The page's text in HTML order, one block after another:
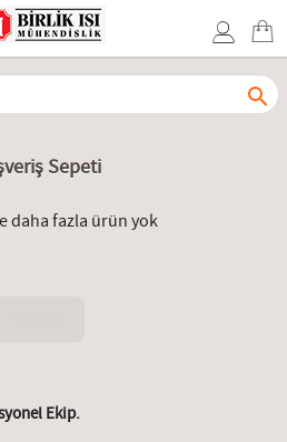

Sepeti
daha fazla ürün yok
Ekip.